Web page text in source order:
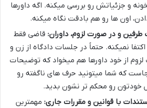
و جزئیاتش رو بررسی میکنه. اگه داورها
اون ها رو هم بادقت نگاه میکنه.
و در صورت لزوم، داوران: قاضی فقط
نمیکنه. حتماً در جلسات دادگاه از زن و
از خود داورها هم میخواد که توضیحات
که شما میتونید حرف های ناگفته رو
خودتون رو محکم تر نشون بدید.
با قوانین و مقررات جاری: مهمترین